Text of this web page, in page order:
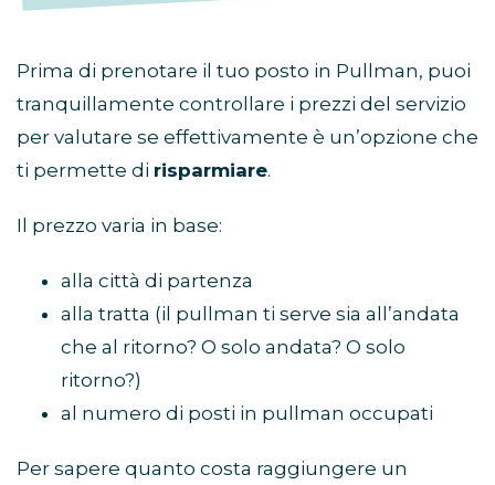
Prima di prenotare il tuo posto in Pullman, puoi
tranquillamente controllare i prezzi del servizio
per valutare se effettivamente è un’opzione che
ti permette di risparmiare.
Il prezzo varia in base:
alla città di partenza
alla tratta (il pullman ti serve sia all’andata
che al ritorno? O solo andata? O solo
ritorno?)
al numero di posti in pullman occupati
Per sapere quanto costa raggiungere un